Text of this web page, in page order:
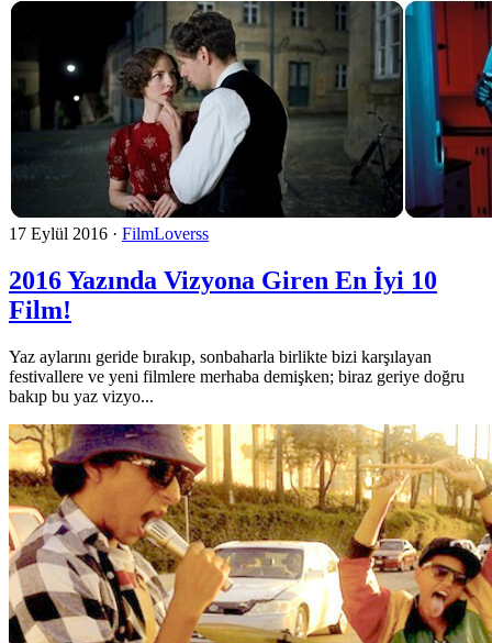
17 Eylül 2016 · FilmLoverss
2016 Yazında Vizyona Giren En İyi 10
Film!
Yaz aylarını geride bırakıp, sonbaharla birlikte bizi karşılayan
festivallere ve yeni filmlere merhaba demişken; biraz geriye doğru
bakıp bu yaz vizyo...